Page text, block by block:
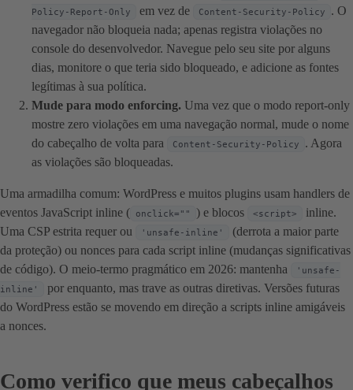
Policy-Report-Only
em vez de Content-Security-Policy
. O
navegador não bloqueia nada; apenas registra violações no
console do desenvolvedor. Navegue pelo seu site por alguns
dias, monitore o que teria sido bloqueado, e adicione as fontes
legítimas à sua política.
Mude para modo enforcing. Uma vez que o modo report-only
mostre zero violações em uma navegação normal, mude o nome
do cabeçalho de volta para
Content-Security-Policy
. Agora
as violações são bloqueadas.
Uma armadilha comum: WordPress e muitos plugins usam handlers de
eventos JavaScript inline ( onclick="" ) e blocos <script>
inline.
Uma CSP estrita requer ou
'unsafe-inline'
(derrota a maior parte
da proteção) ou nonces para cada script inline (mudanças significativas
de código). O meio-termo pragmático em 2026: mantenha
'unsafe-
inline'
por enquanto, mas trave as outras diretivas. Versões futuras
do WordPress estão se movendo em direção a scripts inline amigáveis
a nonces.
Como verifico que meus cabeçalhos